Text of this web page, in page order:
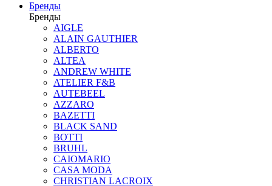
Бренды
Бренды
AIGLE
ALAIN GAUTHIER
ALBERTO
ALTEA
ANDREW WHITE
ATELIER F&B
AUTEBEEL
AZZARO
BAZETTI
BLACK SAND
BOTTI
BRUHL
CAIOMARIO
CASA MODA
CHRISTIAN LACROIX